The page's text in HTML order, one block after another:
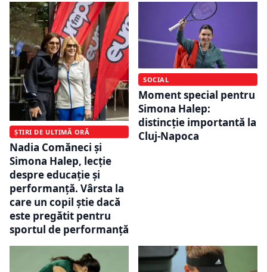
ȘTIRI DE ULTIMĂ ORĂ
Nadia Comăneci și
Simona Halep, lecție
despre educație și
performanță. Vârsta la
care un copil știe dacă
este pregătit pentru
sportul de performanță
SOCIAL
Moment special pentru
Simona Halep:
distincție importantă la
Cluj-Napoca